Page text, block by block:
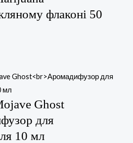
флаконі 50
Ghost
для
10 мл